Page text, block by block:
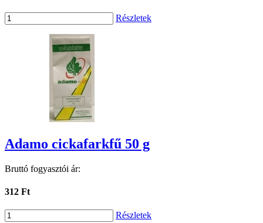
Részletek
Adamo cickafarkfű 50 g
Bruttó fogyasztói ár:
312 Ft
Részletek